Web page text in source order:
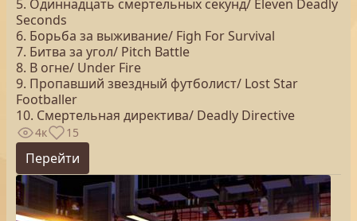
5. Одиннадцать смертельных секунд/ Eleven Deadly
Seconds
6. Борьба за выживание/ Figh For Survival
7. Битва за угол/ Pitch Battle
8. В огне/ Under Fire
9. Пропавший звездный футболист/ Lost Star
Footballer
10. Смертельная директива/ Deadly Directive
4к 15
Перейти